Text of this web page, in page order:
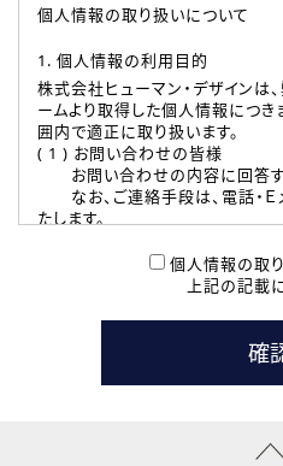
個人情報の取り扱いについて
1. 個人情報の利用目的
株式会社ヒューマン・デザインは
ームより取得した個人情報につ
囲内で適正に取り扱います。
( 1 ) お問い合わせの皆様
お問い合わせの内容に回答す
なお、ご連絡手段は、電話・
たします。
本登録に関するご連絡および
たします。
( 3 ) スタッフ派遣を検討されてい
お問い合わせの内容に回答す
なお、ご連絡手段は、電話・Ｅ
個人情報の取
上記の記載